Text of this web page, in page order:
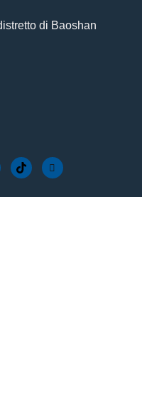
di Baoshan